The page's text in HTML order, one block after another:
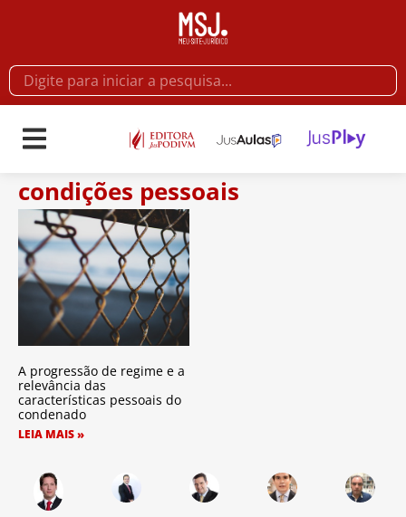
condições pessoais
A progressão de regime e a
relevância das
características pessoais do
condenado
LEIA MAIS »